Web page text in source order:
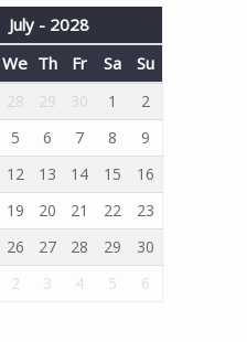
July - 2028
We Th Fr Sa Su
28 29 30 1
2
5 6 7 8
9
12 13 14 15
16
19 20 21 22
23
26 27 28 29
30
2 3 4 5 6